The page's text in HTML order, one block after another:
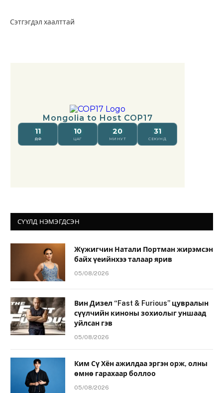
Сэтгэгдэл хаалттай
СҮҮЛД НЭМЭГДСЭН
Жүжигчин Натали Портман жирэмсэн
байх үеийнхээ талаар ярив
05/08/2026
Вин Дизел “Fast & Furious” цувралын
сүүлчийн киноны зохиолыг уншаад
уйлсан гэв
05/08/2026
Ким Сү Хён ажилдаа эргэн орж, олны
өмнө гарахаар боллоо
05/08/2026